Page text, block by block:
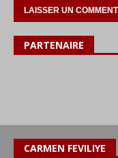
PARTENAIRE
CARMEN FEVILIYE